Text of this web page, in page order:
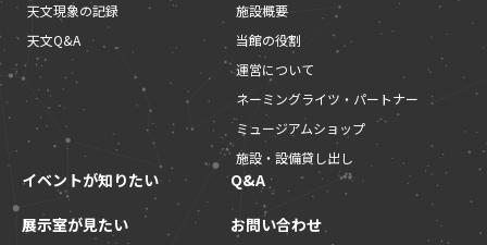
天文現象の記録
天文Q&A
施設概要
当館の役割
運営について
ネーミングライツ・パートナー
ミュージアムショップ
施設・設備貸し出し
イベントが知りたい
展示室が見たい
Q&A
お問い合わせ